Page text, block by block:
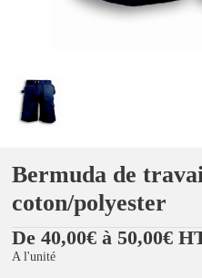
Bermuda de
coton/polyester
De 40,00€ à 50,00€
A l'unité